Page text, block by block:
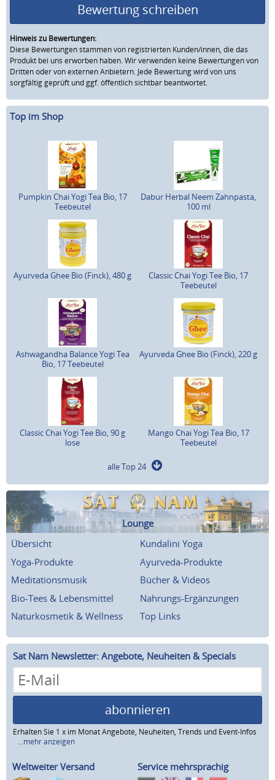
Bewertung schreiben
Hinweis zu Bewertungen:
Diese Bewertungen stammen von registrierten Kunden/innen, die das
Produkt bei uns erworben haben. Wir verwenden keine Bewertungen von
Dritten oder von externen Anbietern. Jede Bewertung wird von uns
sorgfältig geprüft und ggf. öffentlich sichtbar beantwortet.
Top im Shop
Pumpkin Chai Yogi Tea Bio, 17
Teebeutel
Dabur Herbal Neem Zahnpasta,
100 ml
Ayurveda Ghee Bio (Finck), 480 g
Classic Chai Yogi Tee Bio, 17
Teebeutel
Ashwagandha Balance Yogi Tea
Bio, 17 Teebeutel
Ayurveda Ghee Bio (Finck), 220 g
Classic Chai Yogi Tee Bio, 90 g
lose
Mango Chai Yogi Tea Bio, 17
Teebeutel
alle Top 24
Lounge
Übersicht
Kundalini Yoga
Yoga-Produkte
Ayurveda-Produkte
Meditationsmusik
Bücher & Videos
Bio-Tees & Lebensmittel
Nahrungs-Ergänzungen
Naturkosmetik & Wellness
Top Links
Sat Nam Newsletter: Angebote, Neuheiten & Specials
abonnieren
Erhalten Sie 1 x im Monat Angebote, Neuheiten, Trends und Event-Infos
...mehr anzeigen
Weltweiter Versand Service mehrsprachig